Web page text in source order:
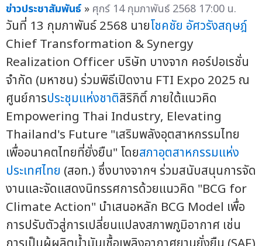
ข่าวประชาสัมพันธ์ » ศุกร์ 14 กุมภาพันธ์ 2568 17:00 น.
วันที่ 13 กุมภาพันธ์ 2568 นายโชคชัย อัศวรังสฤษฎ์
Chief Transformation & Synergy
Realization Officer บริษัท บางจาก คอร์ปอเรชั่น
จำกัด (มหาชน) ร่วมพิธีเปิดงาน FTI Expo 2025 ณ
ศูนย์การประชุมแห่งชาติสิริกิติ์ ภายใต้แนวคิด
Empowering Thai Industry, Elevating
Thailand's Future "เสริมพลังอุตสาหกรรมไทย
เพื่ออนาคตไทยที่ยั่งยืน" โดยสภาอุตสาหกรรมแห่ง
ประเทศไทย (สอท.) ซึ่งบางจากฯ ร่วมสนับสนุนการจัด
งานและจัดแสดงนิทรรศการด้วยแนวคิด "BCG for
Climate Action" นำเสนอหลัก BCG Model เพื่อ
การปรับตัวสู่การเปลี่ยนแปลงสภาพภูมิอากาศ เช่น